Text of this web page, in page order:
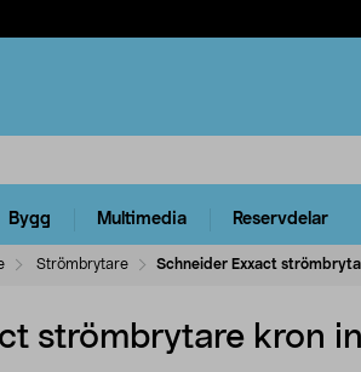
Bygg Multimedia Reservdelar
Strömbrytare Schneider Exxact
strömbrytare kron